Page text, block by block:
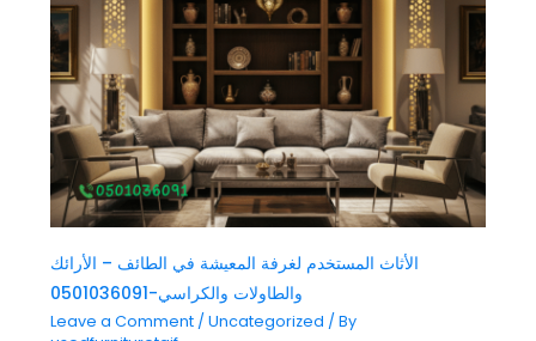
الأثاث المستخدم لغرفة المعيشة في الطائف – الأرائك
والطاولات والكراسي-0501036091
Leave a Comment / Uncategorized / By